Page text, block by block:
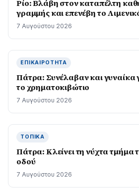
Ρίο: Βλάβη στον καταπέλτη
γραμμής και επενέβη το
7 Αυγούστου 2026
ΕΠΙΚΑΙΡΌΤΗΤΑ
Πάτρα: Συνέλαβαν και γυναίκα
το χρηματοκιβώτιο
7 Αυγούστου 2026
ΤΟΠΙΚΆ
Πάτρα: Κλείνει τη νύχτα τμήμα
οδού
7 Αυγούστου 2026